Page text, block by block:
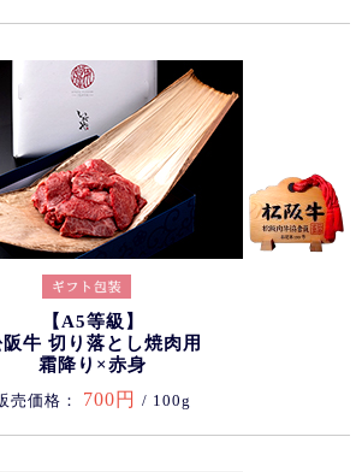
【A5等級】
阪牛 切り落とし焼肉用
霜降り×赤身
売価格： 700円 / 100g